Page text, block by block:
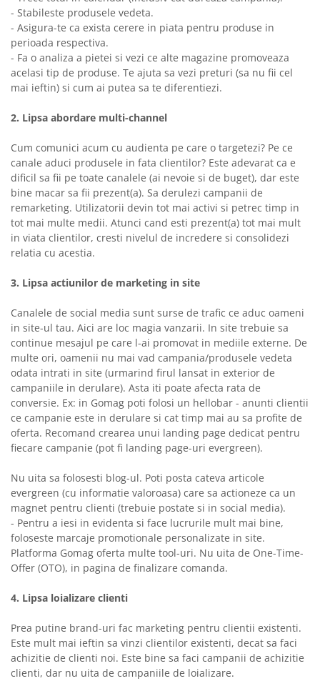
- Stabileste produsele vedeta.
- Asigura-te ca exista cerere in piata pentru produse in
perioada respectiva.
- Fa o analiza a pietei si vezi ce alte magazine promoveaza
acelasi tip de produse. Te ajuta sa vezi preturi (sa nu fii cel
mai ieftin) si cum ai putea sa te diferentiezi.
2. Lipsa abordare multi-channel
Cum comunici acum cu audienta pe care o targetezi? Pe ce
canale aduci produsele in fata clientilor? Este adevarat ca e
dificil sa fii pe toate canalele (ai nevoie si de buget), dar este
bine macar sa fii prezent(a). Sa derulezi campanii de
remarketing. Utilizatorii devin tot mai activi si petrec timp in
tot mai multe medii. Atunci cand esti prezent(a) tot mai mult
in viata clientilor, cresti nivelul de incredere si consolidezi
relatia cu acestia.
3. Lipsa actiunilor de marketing in site
Canalele de social media sunt surse de trafic ce aduc oameni
in site-ul tau. Aici are loc magia vanzarii. In site trebuie sa
continue mesajul pe care l-ai promovat in mediile externe. De
multe ori, oamenii nu mai vad campania/produsele vedeta
odata intrati in site (urmarind firul lansat in exterior de
campaniile in derulare). Asta iti poate afecta rata de
conversie. Ex: in Gomag poti folosi un hellobar - anunti clientii
ce campanie este in derulare si cat timp mai au sa profite de
oferta. Recomand crearea unui landing page dedicat pentru
fiecare campanie (pot fi landing page-uri evergreen).
Nu uita sa folosesti blog-ul. Poti posta cateva articole
evergreen (cu informatie valoroasa) care sa actioneze ca un
magnet pentru clienti (trebuie postate si in social media).
- Pentru a iesi in evidenta si face lucrurile mult mai bine,
foloseste marcaje promotionale personalizate in site.
Platforma Gomag oferta multe tool-uri. Nu uita de One-Time-
Offer (OTO), in pagina de finalizare comanda.
4. Lipsa loializare clienti
Prea putine brand-uri fac marketing pentru clientii existenti.
Este mult mai ieftin sa vinzi clientilor existenti, decat sa faci
achizitie de clienti noi. Este bine sa faci campanii de achizitie
clienti, dar nu uita de campaniile de loializare.